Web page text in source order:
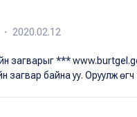
2020.02.12
загварыг ***
загвар байна уу. Оруулж өгч